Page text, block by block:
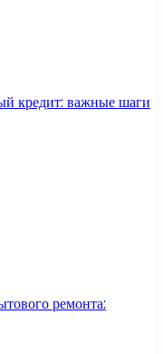
кредит: важные шаги
ремонта: